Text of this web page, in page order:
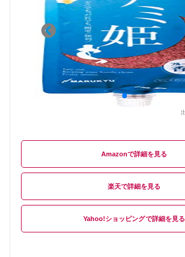
Amazon
楽天
Yahoo!ショッピング